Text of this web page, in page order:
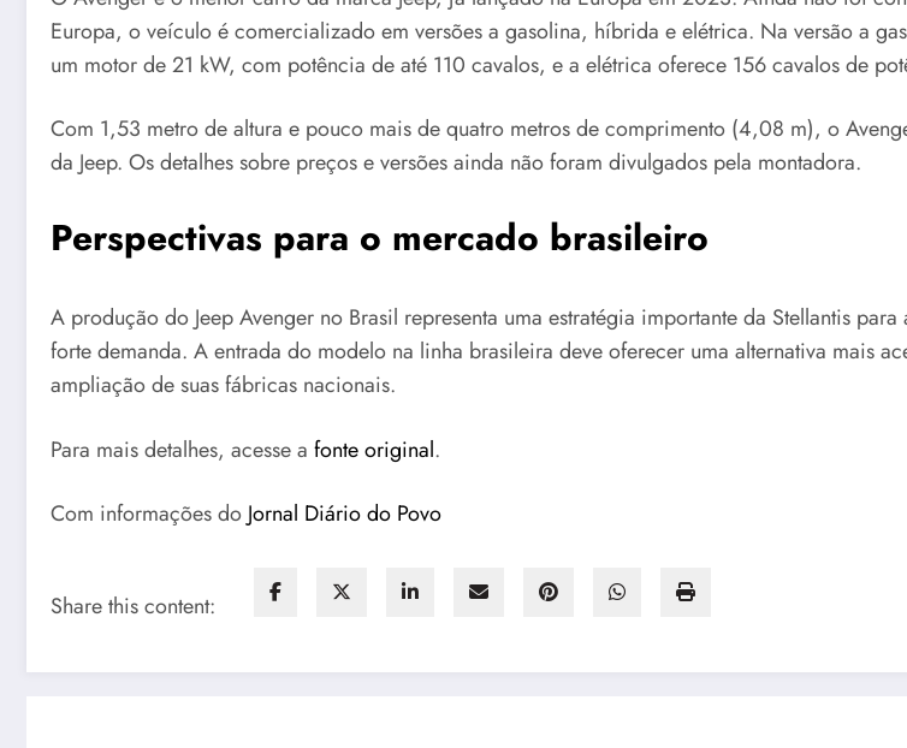
Europa, o veículo é comercializado em versões a gasolina, híbrida e elétrica. Na versão a
um motor de 21 kW, com potência de até 110 cavalos, e a elétrica oferece 156 cavalos de
Com 1,53 metro de altura e pouco mais de quatro metros de comprimento (4,08 m), o
da Jeep. Os detalhes sobre preços e versões ainda não foram divulgados pela montadora.
Perspectivas para o mercado brasileiro
A produção do Jeep Avenger no Brasil representa uma estratégia importante da Stellantis
forte demanda. A entrada do modelo na linha brasileira deve oferecer uma alternativa mais
ampliação de suas fábricas nacionais.
Para mais detalhes, acesse a fonte original.
Com informações do Jornal Diário do Povo
Share this content: